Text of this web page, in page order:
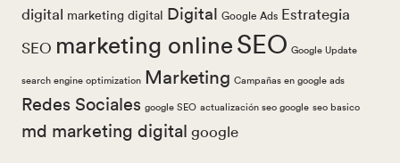
digital
marketing digital Digital Google Ads Estrategia
SEO marketing online SEO Google Update
search engine optimization Marketing Campañas en google ads
Redes Sociales google SEO actualización seo google seo basico
md marketing digital google